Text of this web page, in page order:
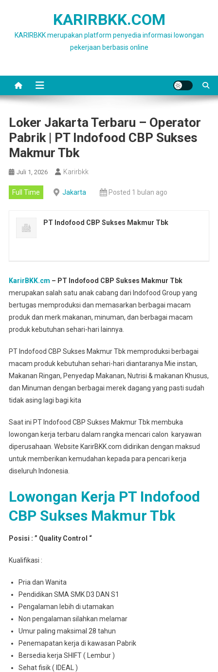
KARIRBKK.COM
KARIRBKK merupakan platform penyedia informasi lowongan
pekerjaan berbasis online
Loker Jakarta Terbaru – Operator
Pabrik | PT Indofood CBP Sukses
Makmur Tbk
Juli 1, 2026 Karirbkk
Full Time Jakarta Posted 1 bulan ago
PT Indofood CBP Sukses Makmur Tbk
KarirBKK.cm – PT Indofood CBP Sukses Makmur Tbk
merupakan salah satu anak cabang dari Indofood Group yang
bertugas memproduksi dan memasarkan berbagai macam
produk dan merk makanan, minuman, dan berbagai macam
produk kebutuhan sehari-hari lainnya.
PT Indofood CBP Sukses Makmur Tbk memproduksi berbagai
macam produk kebutuhan sehari-hari diantaranya Mie instan,
Makanan Ringan, Penyedap Makanan, Nutrisi & makanan Khusus,
dan Minuman dengan berbagai merek dagang yang pasti sudah
tidak asing lagi bagi kita
Saat ini PT Indofood CBP Sukses Makmur Tbk membuka
lowongan kerja terbaru dalam rangka mencari calon karyawan
diperusahaan. Website KarirBKK.com didirikan dengan maksud
untuk memberikan kemudahan kepada para pencari kerja
diseluruh Indonesia.
Lowongan Kerja PT Indofood
CBP Sukses Makmur Tbk
Posisi : ” Quality Control “
Kualifikasi :
Pria dan Wanita
Pendidikan SMA SMK D3 DAN S1
Pengalaman lebih di utamakan
Non pengalaman silahkan melamar
Umur paling maksimal 28 tahun
Penemapatan kerja di kawasan Pabrik
Bersedia kerja SHIFT ( Lembur )
Sehat fisik ( IDEAL )